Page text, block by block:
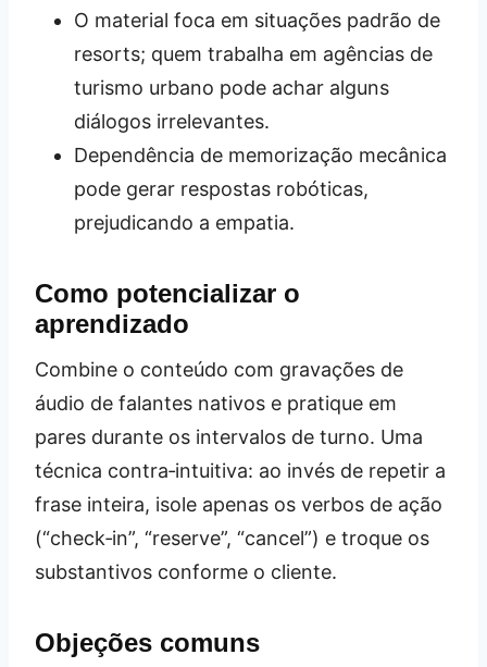
O material foca em situações padrão de
resorts; quem trabalha em agências de
turismo urbano pode achar alguns
diálogos irrelevantes.
Dependência de memorização mecânica
pode gerar respostas robóticas,
prejudicando a empatia.
Como potencializar o
aprendizado
Combine o conteúdo com gravações de
áudio de falantes nativos e pratique em
pares durante os intervalos de turno. Uma
técnica contra‑intuitiva: ao invés de repetir a
frase inteira, isole apenas os verbos de ação
(“check‑in”, “reserve”, “cancel”) e troque os
substantivos conforme o cliente.
Objeções comuns